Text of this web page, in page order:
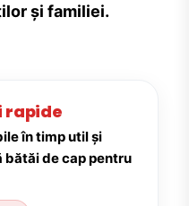
și familiei.
rapide
în timp util și
de cap pentru